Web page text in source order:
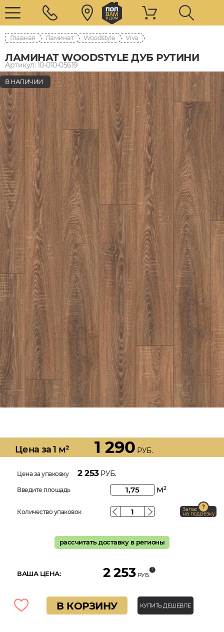
Главная Ламинат Woodstyle Viva
ЛАМИНАТ WOODSTYLE ДУБ РУТИНИ
Артикул: 10-010-05619
В НАЛИЧИИ
Цена за 1 м² 1 290 РУБ.
Цена за упаковку 2 253РУБ.
Введите площадь м2
Количество упаковок Запас
на подрезку
рассчитать доставку в регионы
ВАША ЦЕНА: 2 253 РУБ.
В КОРЗИНУ КУПИТЬ ДЕШЕВЛЕ